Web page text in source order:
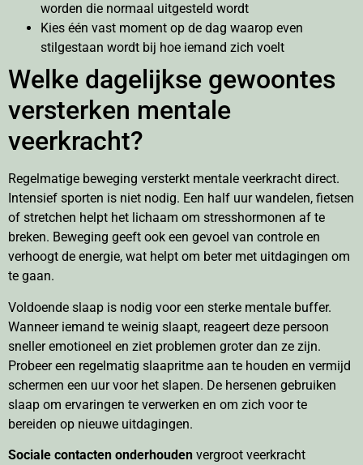
worden die normaal uitgesteld wordt
Kies één vast moment op de dag waarop even
stilgestaan wordt bij hoe iemand zich voelt
Welke dagelijkse gewoontes
versterken mentale
veerkracht?
Regelmatige beweging versterkt mentale veerkracht direct.
Intensief sporten is niet nodig. Een half uur wandelen, fietsen
of stretchen helpt het lichaam om stresshormonen af te
breken. Beweging geeft ook een gevoel van controle en
verhoogt de energie, wat helpt om beter met uitdagingen om
te gaan.
Voldoende slaap is nodig voor een sterke mentale buffer.
Wanneer iemand te weinig slaapt, reageert deze persoon
sneller emotioneel en ziet problemen groter dan ze zijn.
Probeer een regelmatig slaapritme aan te houden en vermijd
schermen een uur voor het slapen. De hersenen gebruiken
slaap om ervaringen te verwerken en om zich voor te
bereiden op nieuwe uitdagingen.
Sociale contacten onderhouden vergroot veerkracht